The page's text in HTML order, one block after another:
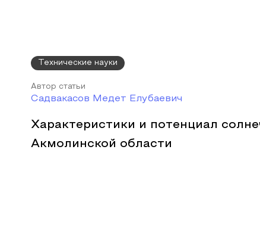
Технические науки
Автор статьи
Садвакасов Медет Елубаевич
Характеристики и потенциал
Акмолинской области